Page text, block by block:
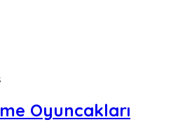
Oyuncakları